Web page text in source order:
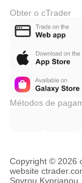
Obter o cTrader
Métodos de
Copyright © 2026
website
Spyrou